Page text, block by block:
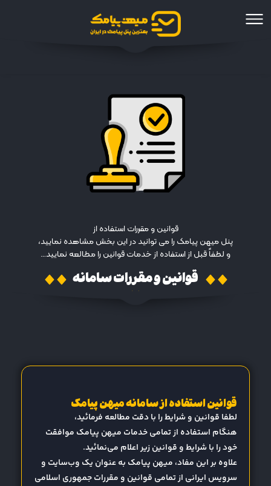
قوانین و مقررات استفاده از
پنل میهن پیامک را می توانید در این بخش مشاهده نمایید،
و لطفاً قبل از استفاده از خدمات قوانین را مطالعه نمایید…
قوانین و مقررات سامانه
قوانین استفاده از سامانه میهن پیامک
لطفا قوانین و شرایط را با دقت مطالعه فرمائید،
هنگام استفاده از تمامی خدمات میهن پیامک موافقت
خود را با شرایط و قوانین زیر اعلام می‌نمائید.
علاوه بر این مفاد، میهن پیامک به عنوان یک وب‌سایت و
سرویس ایرانی از تمامی قوانین و مقررات جمهوری اسلامی